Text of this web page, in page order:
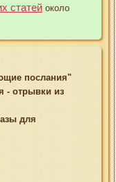
статей около
послания"
- отрывки из
для